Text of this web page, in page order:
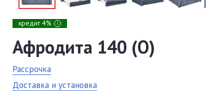
кредит 4% i
Афродита 140 (О)
Рассрочка
Доставка и установка